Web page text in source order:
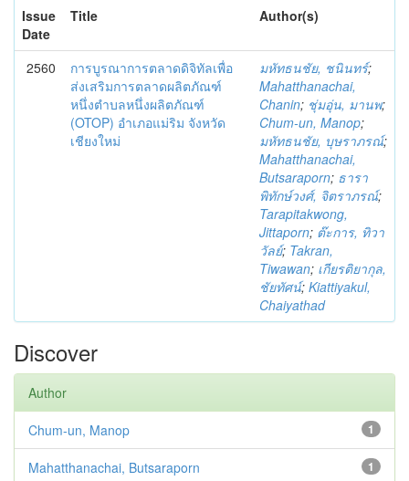
Issue
Date
Title Author(s)
2560
การบูรณาการตลาดดิจิทัลเพื่อ
ส่งเสริมการตลาดผลิตภัณฑ์
หนึ่งตำบลหนึ่งผลิตภัณฑ์
(OTOP) อำเภอแม่ริม จังหวัด
เชียงใหม่
มหัทธนชัย, ชนินทร์;
Mahatthanachai,
Chanin; ชุ่มอุ่น, มานพ;
Chum-un, Manop;
มหัทธนชัย, บุษราภรณ์;
Mahatthanachai,
Butsaraporn; ธารา
พิทักษ์วงศ์, จิตราภรณ์;
Tarapitakwong,
Jittaporn; ต๊ะการ, ทิวา
วัลย์; Takran,
Tiwawan; เกียรติยากุล,
ชัยทัศน์; Kiattiyakul,
Chaiyathad
Discover
Author
1
Chum-un, Manop
1
Mahatthanachai, Butsaraporn